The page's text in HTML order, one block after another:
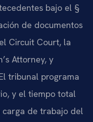
bajo el §
de documentos
Circuit Court, la
Attorney, y
tribunal programa
y el tiempo total
de trabajo del